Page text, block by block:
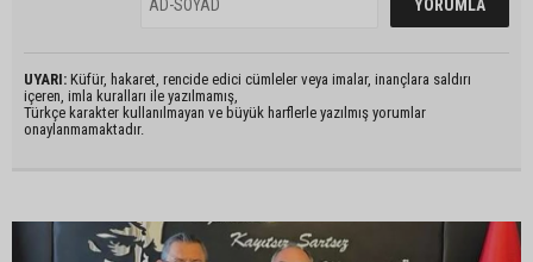
UYARI: Küfür, hakaret, rencide edici cümleler veya imalar, inançlara saldırı
içeren, imla kuralları ile yazılmamış,
Türkçe karakter kullanılmayan ve büyük harflerle yazılmış yorumlar
onaylanmamaktadır.